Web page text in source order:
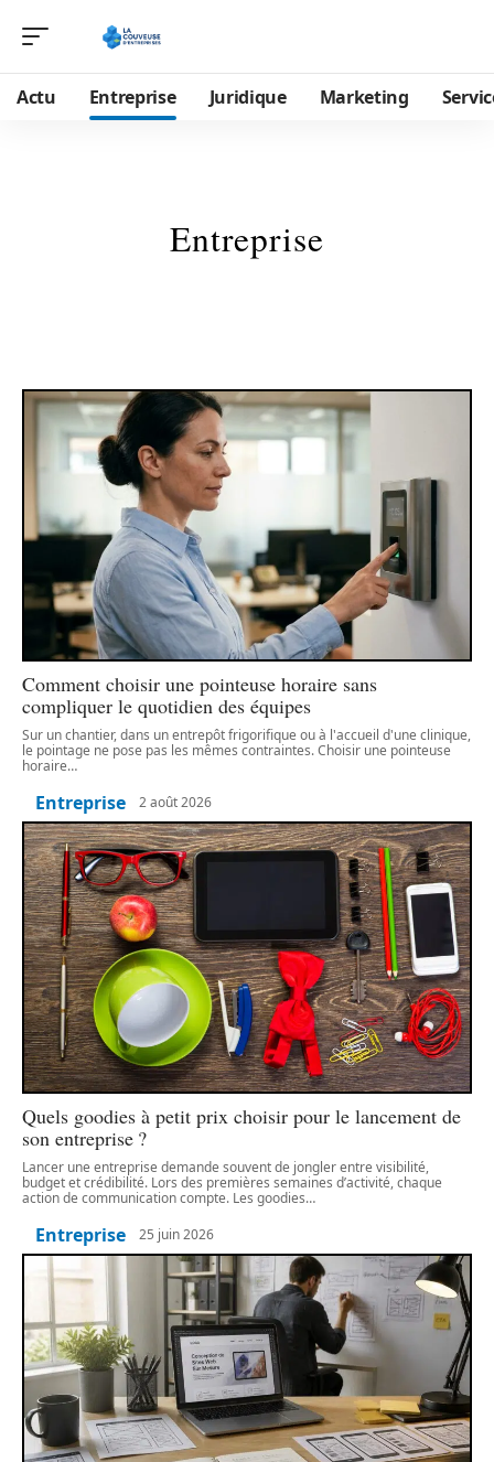
Actu Entreprise Juridique Marketing
Entreprise
Comment choisir une pointeuse horaire sans
compliquer le quotidien des équipes
Sur un chantier, dans un entrepôt frigorifique ou à l'accueil d'une clinique,
le pointage ne pose pas les mêmes contraintes. Choisir une pointeuse
horaire…
Entreprise 2 août 2026
Quels goodies à petit prix choisir pour le lancement de
son entreprise ?
Lancer une entreprise demande souvent de jongler entre visibilité,
budget et crédibilité. Lors des premières semaines d’activité, chaque
action de communication compte. Les goodies…
Entreprise 25 juin 2026